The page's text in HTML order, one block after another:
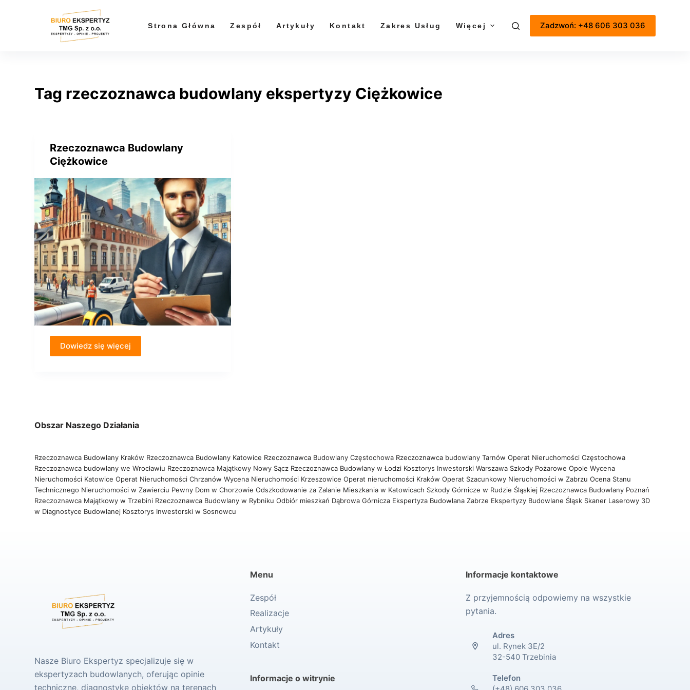
Strona Główna Zespół Artykuły Kontakt Zakres Usług Więcej Zadzwoń: +48 606 303 036
Tag rzeczoznawca budowlany ekspertyzy Ciężkowice
Rzeczoznawca Budowlany
Ciężkowice
Dowiedz się więcej
Obszar Naszego Działania
Rzeczoznawca Budowlany Kraków Rzeczoznawca Budowlany Katowice Rzeczoznawca Budowlany Częstochowa Rzeczoznawca budowlany Tarnów Operat Nieruchomości Częstochowa
Rzeczoznawca budowlany we Wrocławiu Rzeczoznawca Majątkowy Nowy Sącz Rzeczoznawca Budowlany w Łodzi Kosztorys Inwestorski Warszawa Szkody Pożarowe OpoleWycena
Nieruchomości Katowice Operat Nieruchomości Chrzanów Wycena Nieruchomości KrzeszowiceOperat nieruchomości Kraków Operat Szacunkowy Nieruchomości w ZabrzuOcena Stanu
Technicznego Nieruchomości w Zawierciu Pewny Dom w Chorzowie Odszkodowanie za Zalanie Mieszkania w Katowicach Szkody Górnicze w Rudzie Śląskiej Rzeczoznawca Budowlany Poznań
Rzeczoznawca Majątkowy w Trzebini Rzeczoznawca Budowlany w RybnikuOdbiór mieszkań Dąbrowa Górnicza Ekspertyza Budowlana Zabrze Ekspertyzy Budowlane Śląsk Skaner Laserowy 3D
w Diagnostyce Budowlanej Kosztorys Inwestorski w Sosnowcu
Nasze Biuro Ekspertyz specjalizuje się w
ekspertyzach budowlanych, oferując opinie
techniczne, diagnostykę obiektów na terenach
Menu
Zespół
Realizacje
Artykuły
Kontakt
Informacje o witrynie
Informacje kontaktowe
Z przyjemnością odpowiemy na wszystkie
pytania.
Adres
ul. Rynek 3E/2
32-540 Trzebinia
Telefon